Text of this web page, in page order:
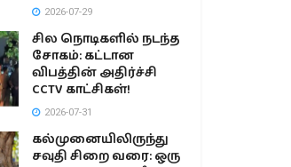
2026-07-29
சில நொடிகளில் நடந்த
சோகம்: கட்டான
விபத்தின் அதிர்ச்சி
CCTV காட்சிகள்!
2026-07-31
கல்முனையிலிருந்து
சவுதி சிறை வரை: ஒரு